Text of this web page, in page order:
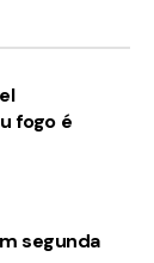
fogo é
segunda